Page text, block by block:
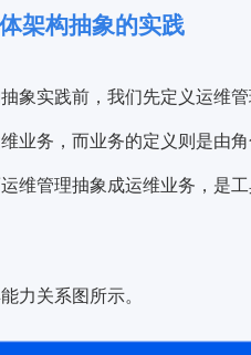
架构抽象的实践
象实践前，我们先定义运维
业务，而业务的定义则是由
运维管理抽象成运维业务，是
力关系图所示。